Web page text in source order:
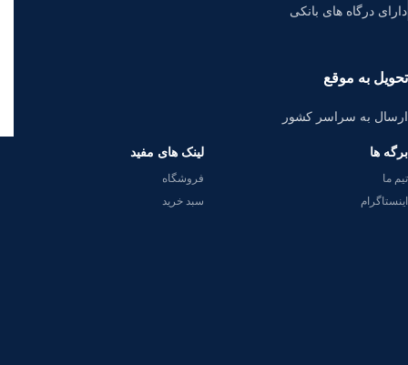
دارای درگاه های بانکی
تحویل به موقع
ارسال به سراسر کشور
برگه ها
تیم ما
اینستاگرام
لینک های مفید
فروشگاه
سبد خرید